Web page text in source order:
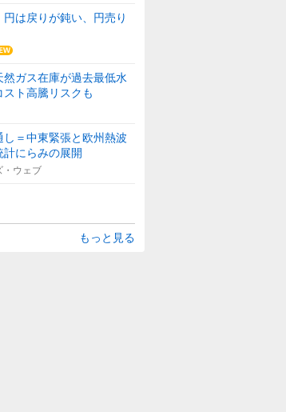
は戻りが鈍い、円売り
然ガス在庫が過去最低水
ト高騰リスクも
し＝中東緊張と欧州熱波
にらみの展開
・ウェブ
もっと見る